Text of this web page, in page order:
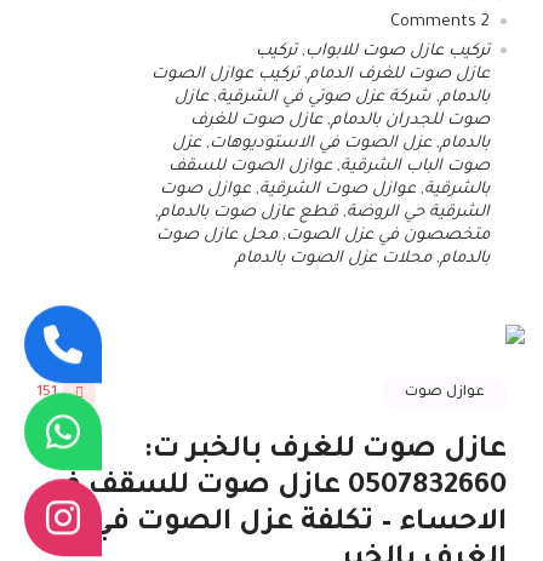
2
تركيب عازل صوت للابواب ,تركيب
عازل صوت للغرف الدمام,تركيب عوازل الصوت
بالدمام, شركة عزل صوتي في الشرقية, عازل
صوت للجدران بالدمام, عازل صوت للغرف
بالدمام, عزل الصوت في الاستوديوهات , عزل
صوت الباب الشرقية, عوازل الصوت للسقف
بالشرقية, عوازل صوت الشرقية, عوازل صوت
الشرقية حي الروضة, قطع عازل صوت بالدمام,
متخصصون في عزل الصوت ,محل عازل صوت
بالدمام,محلات عزل الصوت بالدمام
عوازل صوت 151
عازل صوت للغرف بالخبر ت:
0507832660 عازل صوت للسقف في
الاحساء – تكلفة عزل الصوت في